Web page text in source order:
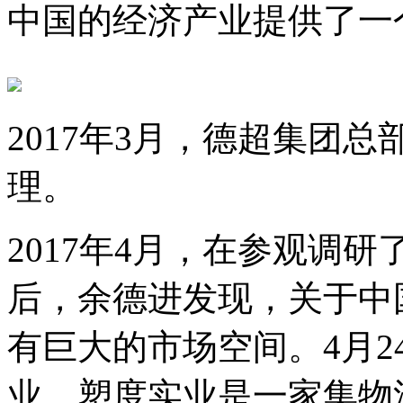
中国的经济产业提供了
2017年3月，德超集团总
理。
2017年4月，在参观调研
后，余德进发现，关于
有巨大的市场空间。4月